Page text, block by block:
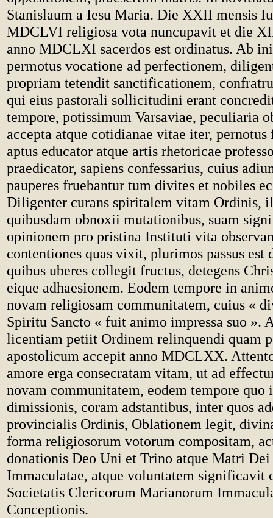
Stanislaum a Iesu Maria. Die XXII mensis
MDCLVI religiosa vota nuncupavit et die
anno MDCLXI sacerdos est ordinatus. Ab
permotus vocatione ad perfectionem,
propriam tetendit sanctificationem,
qui eius pastorali sollicitudini erant
tempore, potissimum Varsaviae, peculiaria
accepta atque cotidianae vitae iter,
aptus educator atque artis rhetoricae
praedicator, sapiens confessarius, cuius
pauperes fruebantur tum divites et nobiles
Diligenter curans spiritalem vitam Ordinis,
quibusdam obnoxii mutationibus, suam
opinionem pro pristina Instituti vita
contentiones quas vixit, plurimos passus est
quibus uberes collegit fructus, detegens
eique adhaesionem. Eodem tempore in
novam religiosam communitatem, cuius «
Spiritu Sancto « fuit animo impressa suo ».
licentiam petiit Ordinem relinquendi quam
apostolicum accepit anno MDCLXX.
amore erga consecratam vitam, ut ad
novam communitatem, eodem tempore quo
dimissionis, coram adstantibus, inter quos
provincialis Ordinis, Oblationem legit,
forma religiosorum votorum compositam,
donationis Deo Uni et Trino atque Matri
Immaculatae, atque voluntatem significavit
Societatis Clericorum Marianorum
Conceptionis.